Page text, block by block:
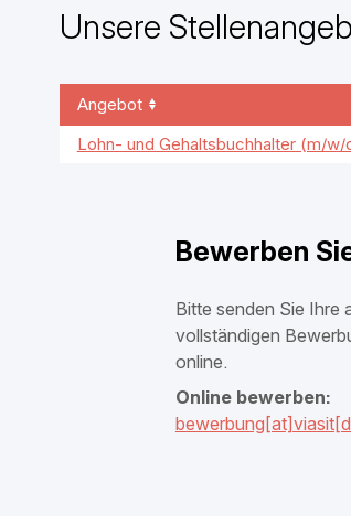
Unsere
Angebot
Lohn- und Gehaltsbuchhalter (m/w/
Bewerben
Bitte senden Sie Ihre
vollständigen
online.
Online bewerben: